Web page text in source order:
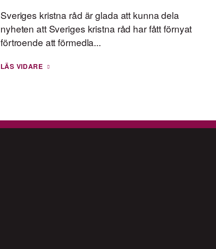
Sveriges kristna råd är glada att kunna dela
nyheten att Sveriges kristna råd har fått förnyat
förtroende att förmedla...
LÄS VIDARE